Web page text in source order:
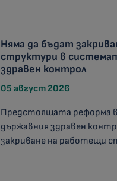
Няма да бъдат
структури в
здравен контрол
05 август 2026
Предстоящата реформа
държавния здравен
закриване на работещи